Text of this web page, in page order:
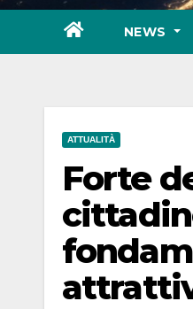
NEWS
ATTUALITÀ
Forte